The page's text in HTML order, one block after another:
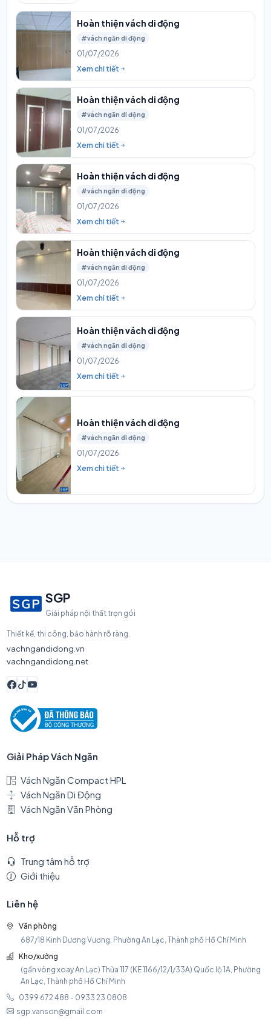
Hoàn thiện vách di động
#vách ngăn di động
01/07/2026
Xem chi tiết
Hoàn thiện vách di động
#vách ngăn di động
01/07/2026
Xem chi tiết
Hoàn thiện vách di động
#vách ngăn di động
01/07/2026
Xem chi tiết
Hoàn thiện vách di động
#vách ngăn di động
01/07/2026
Xem chi tiết
Hoàn thiện vách di động
#vách ngăn di động
01/07/2026
Xem chi tiết
Hoàn thiện vách di động
#vách ngăn di động
01/07/2026
Xem chi tiết
SGP
Giải pháp nội thất trọn gói
Thiết kế, thi công, bảo hành rõ ràng.
vachngandidong.vn
vachngandidong.net
Giải Pháp Vách Ngăn
Vách Ngăn Compact HPL
Vách Ngăn Di Động
Vách Ngăn Văn Phòng
Hỗ trợ
Trung tâm hỗ trợ
Giới thiệu
Liên hệ
Văn phòng
687/18 Kinh Dương Vương, Phường An Lạc, Thành phố Hồ Chí Minh
Kho/xưởng
(gần vòng xoay An Lạc) Thửa 117 (KE 1166/12/1/33A) Quốc lộ 1A, Phường
An Lạc, Thành phố Hồ Chí Minh
0399 672 488 - 0933 23 0808
sgp.vanson@gmail.com